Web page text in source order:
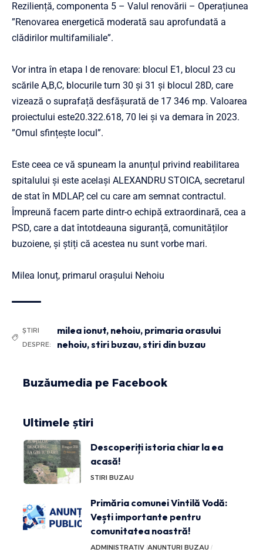
Reziliență, componenta 5 – Valul renovării – Operațiunea
”Renovarea energetică moderată sau aprofundată a
clădirilor multifamiliale”.
Vor intra în etapa I de renovare: blocul E1, blocul 23 cu
scările A,B,C, blocurile turn 30 și 31 și blocul 28D, care
vizează o suprafață desfășurată de 17 346 mp. Valoarea
proiectului este20.322.618, 70 lei și va demara în 2023.
”Omul sfințește locul”.
Este ceea ce vă spuneam la anunțul privind reabilitarea
spitalului și este același ALEXANDRU STOICA, secretarul
de stat în MDLAP, cel cu care am semnat contractul.
Împreună facem parte dintr-o echipă extraordinară, cea a
PSD, care a dat întotdeauna siguranță, comunităților
buzoiene, și știți că acestea nu sunt vorbe mari.
Milea Ionuț, primarul orașului Nehoiu
ȘTIRI
DESPRE:
milea ionut, nehoiu, primaria orasului
nehoiu,stiri buzau,stiri din buzau
Buzăumedia pe Facebook
Ultimele știri
Descoperiți istoria chiar la ea
acasă!
STIRI BUZAU
Primăria comunei Vintilă Vodă:
Vești importante pentru
comunitatea noastră!
ADMINISTRATIV ANUNTURI BUZAU